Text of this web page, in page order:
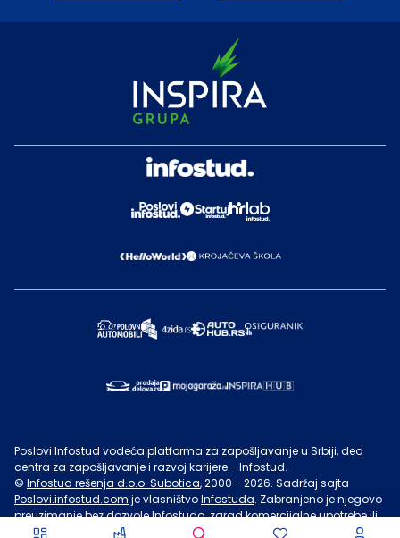
Poslovi Infostud vodeća platforma za zapošljavanje u Srbiji, deo
centra za zapošljavanje i razvoj karijere - Infostud.
© Infostud rešenja d.o.o. Subotica, 2000 - 2026. Sadržaj sajta
Poslovi.infostud.com je vlasništvoInfostuda. Zabranjeno je njegovo
preuzimanje bez dozvoleInfostuda, zarad komercijalne upotrebe ili
u druge svrhe, osim za lične potrebe posetilaca sajta.